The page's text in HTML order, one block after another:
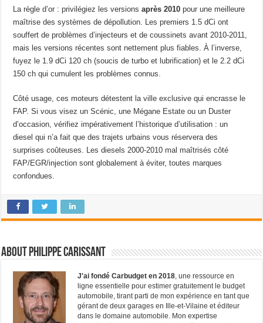
La règle d’or : privilégiez les versionsaprès 2010 pour une meilleure
maîtrise des systèmes de dépollution. Les premiers 1.5 dCi ont
souffert de problèmes d’injecteurs et de coussinets avant 2010-2011,
mais les versions récentes sont nettement plus fiables. À l’inverse,
fuyez le 1.9 dCi 120 ch (soucis de turbo et lubrification) et le 2.2 dCi
150 ch qui cumulent les problèmes connus.
Côté usage, ces moteurs détestent la ville exclusive qui encrasse le
FAP. Si vous visez un Scénic, une Mégane Estate ou un Duster
d’occasion, vérifiez impérativement l’historique d’utilisation : un
diesel qui n’a fait que des trajets urbains vous réservera des
surprises coûteuses. Les diesels 2000-2010 mal maîtrisés côté
FAP/EGR/injection sont globalement à éviter, toutes marques
confondues.
About Philippe Carissant
J'ai fondé Carbudget en 2018 , une ressource en
ligne essentielle pour estimer gratuitement le budget
automobile, tirant parti de mon expérience en tant que
gérant de deux garages en Ille-et-Vilaine et éditeur
dans le domaine automobile. Mon expertise